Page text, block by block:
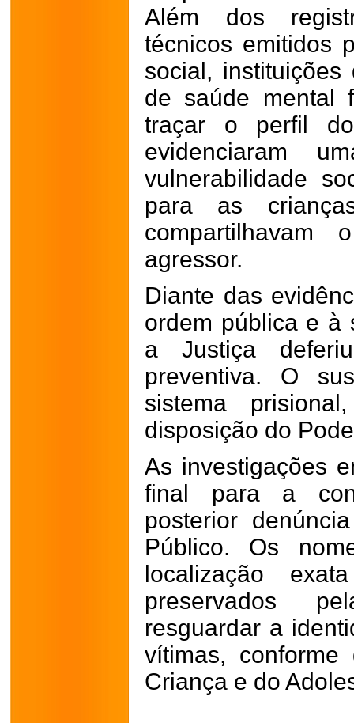
Além dos
técnicos emitidos
social,
de saúde mental
traçar o perfil
evidenciaram
vulnerabilidade
para as
agressor.
Diante das
ordem pública e à
a Justiça
preventiva. O
sistema
disposição do
As investigações
final para a
posterior
Público. Os
localização
preservados
resguardar a
vítimas,
Criança e do